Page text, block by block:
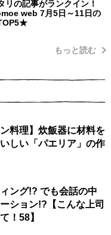
リの記事がランクイン！
web 7月5日～11日の
もっと読む
料理】炊飯器に材料を
しい「パエリア」の作
ング!? でも会話の中
ション!?【こんな上司
て！58】